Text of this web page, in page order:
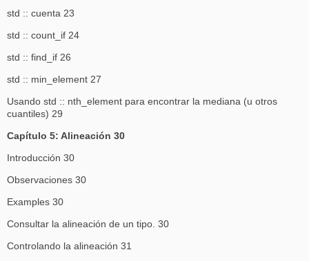
std :: cuenta 23
std :: count_if 24
std :: find_if 26
std :: min_element 27
Usando std :: nth_element para encontrar la mediana (u otros
cuantiles) 29
Capítulo 5: Alineación 30
Introducción 30
Observaciones 30
Examples 30
Consultar la alineación de un tipo. 30
Controlando la alineación 31